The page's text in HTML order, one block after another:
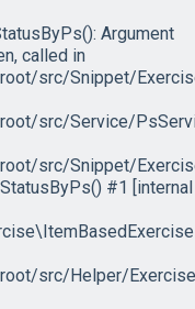
Argument
called in
src/Snippet/
src/Service/
src/Snippet/
#1 [internal
src/Helper/